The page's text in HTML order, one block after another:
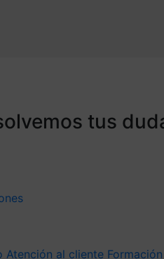
tus
Atención al cliente